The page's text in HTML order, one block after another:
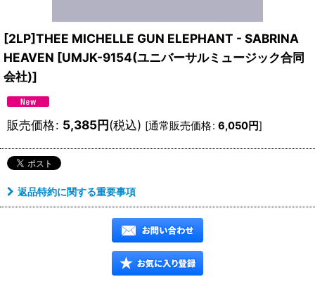
[2LP]THEE MICHELLE GUN ELEPHANT - SABRINA
HEAVEN [UMJK-9154(ユニバーサルミュージック合同
会社)]
販売価格: 5,385円(税込) [通常販売価格: 6,050円]
返品特約に関する重要事項